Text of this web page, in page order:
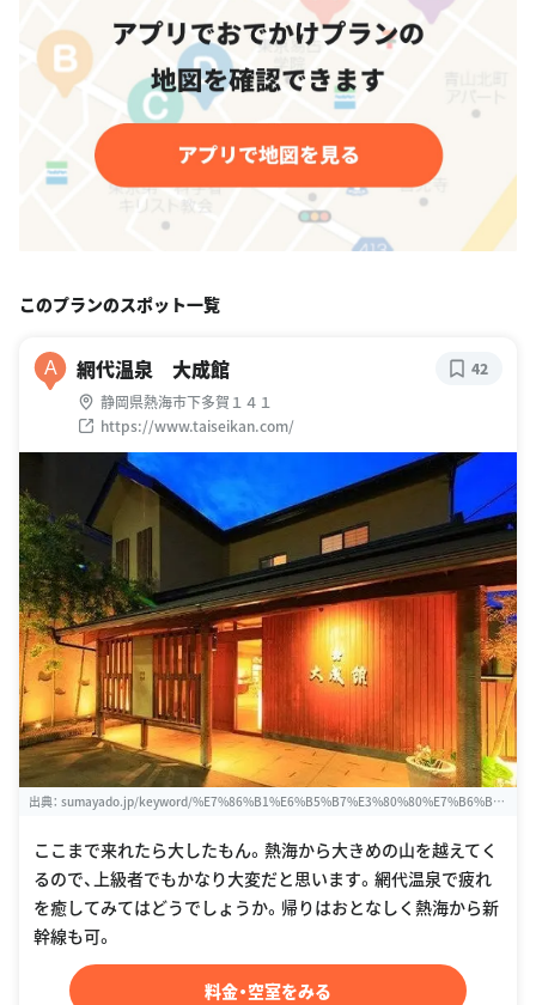
このプランのスポット一覧
A 網代温泉 大成館
静岡県熱海市下多賀１４１
https://www.taiseikan.com/
42
出典： sumayado.jp/keyword/%E7%86%B1%E6%B5%B7%E3%80%80%E7%B6%B
E9%A4%A8%E3%80%80%E3%83%9A%E3%83%83%E3%83%88
ここまで来れたら大したもん。熱海から大きめの山を越えてく
るので、上級者でもかなり大変だと思います。網代温泉で疲れ
を癒してみてはどうでしょうか。帰りはおとなしく熱海から新
幹線も可。
料金・空室をみる